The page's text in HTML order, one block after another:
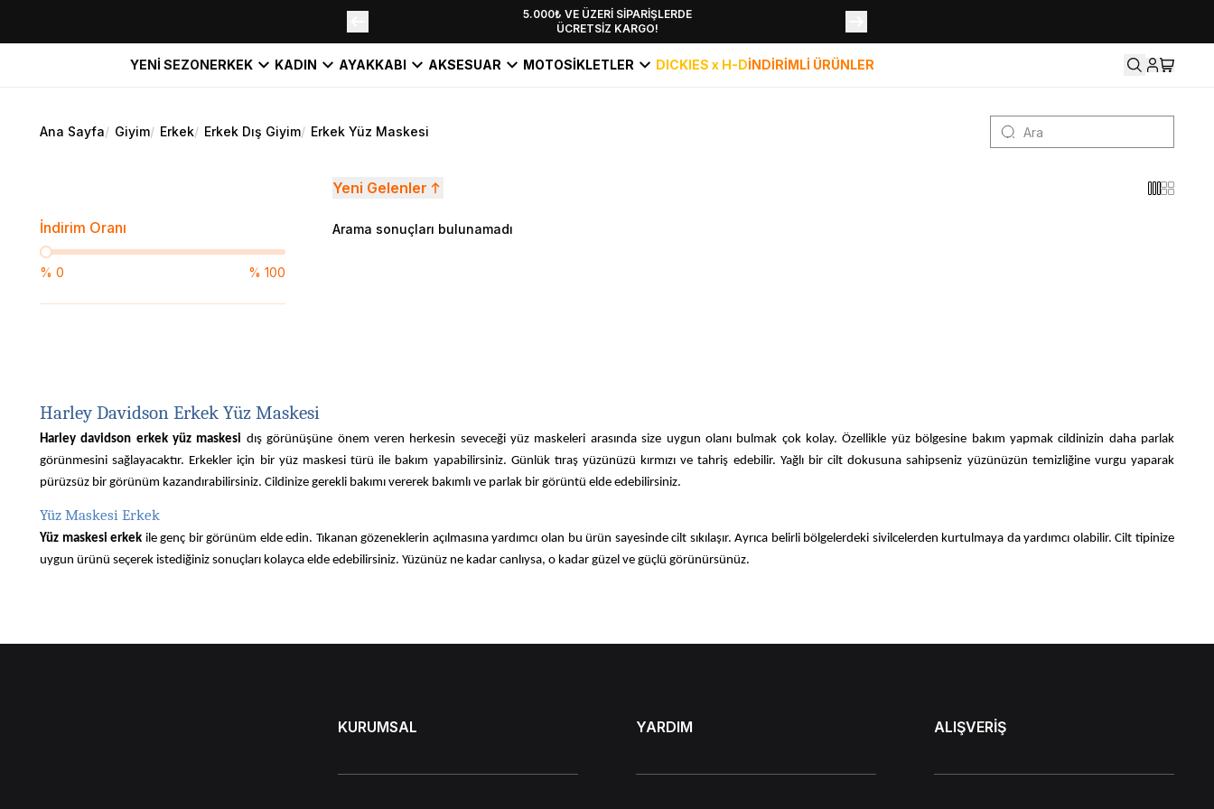
5.000₺ VE ÜZERİ SİPARİŞLERDE
ÜCRETSİZ KARGO!
YENİ SEZON KOLEKSİYONU EKLENDİ,
HEMEN KEŞFET!
YENİ SEZONERKEK KADIN AYAKKABI AKSESUAR MOTOSİKLETLER DICKIES x H-DİNDİRİMLİ ÜRÜNLER
Ana Sayfa/ Giyim/ Erkek/ Erkek Dış Giyim/ Erkek Yüz Maskesi
İndirim Oranı
% 0 % 100
Yeni Gelenler
Arama sonuçları bulunamadı
Harley Davidson Erkek Yüz Maskesi
Harley davidson erkek yüz maskesi dış görünüşüne önem veren herkesin seveceği yüz maskeleri arasında size uygun olanı bulmak çok kolay. Özellikle yüz bölgesine bakım yapmak cildinizin daha parlak
görünmesini sağlayacaktır. Erkekler için bir yüz maskesi türü ile bakım yapabilirsiniz. Günlük tıraş yüzünüzü kırmızı ve tahriş edebilir. Yağlı bir cilt dokusuna sahipseniz yüzünüzün temizliğine vurgu yaparak
pürüzsüz bir görünüm kazandırabilirsiniz. Cildinize gerekli bakımı vererek bakımlı ve parlak bir görüntü elde edebilirsiniz.
Yüz Maskesi Erkek
Yüz maskesi erkek ile genç bir görünüm elde edin. Tıkanan gözeneklerin açılmasına yardımcı olan bu ürün sayesinde cilt sıkılaşır. Ayrıca belirli bölgelerdeki sivilcelerden kurtulmaya da yardımcı olabilir. Cilt tipinize
uygun ürünü seçerek istediğiniz sonuçları kolayca elde edebilirsiniz. Yüzünüz ne kadar canlıysa, o kadar güzel ve güçlü görünürsünüz.
Erkek Yüz Bakım Maskesi Özellikleri
Ürünü uyguladıktan sonra yumuşak bir cilde sahip olabilirsiniz. Yaz tatili sırasında cilt güçlü güneş ışığına maruz kalır ve cilt rengi koyulaşabilir. Cilt tonunuzu açmak istiyorsanız erkekler için yüz beyazlatıcı maskeleri
KURUMSAL YARDIM ALIŞVERİŞ